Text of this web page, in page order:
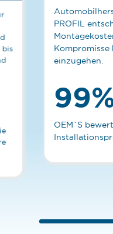
bis
PROFIL
einzugehen.
OEM`S